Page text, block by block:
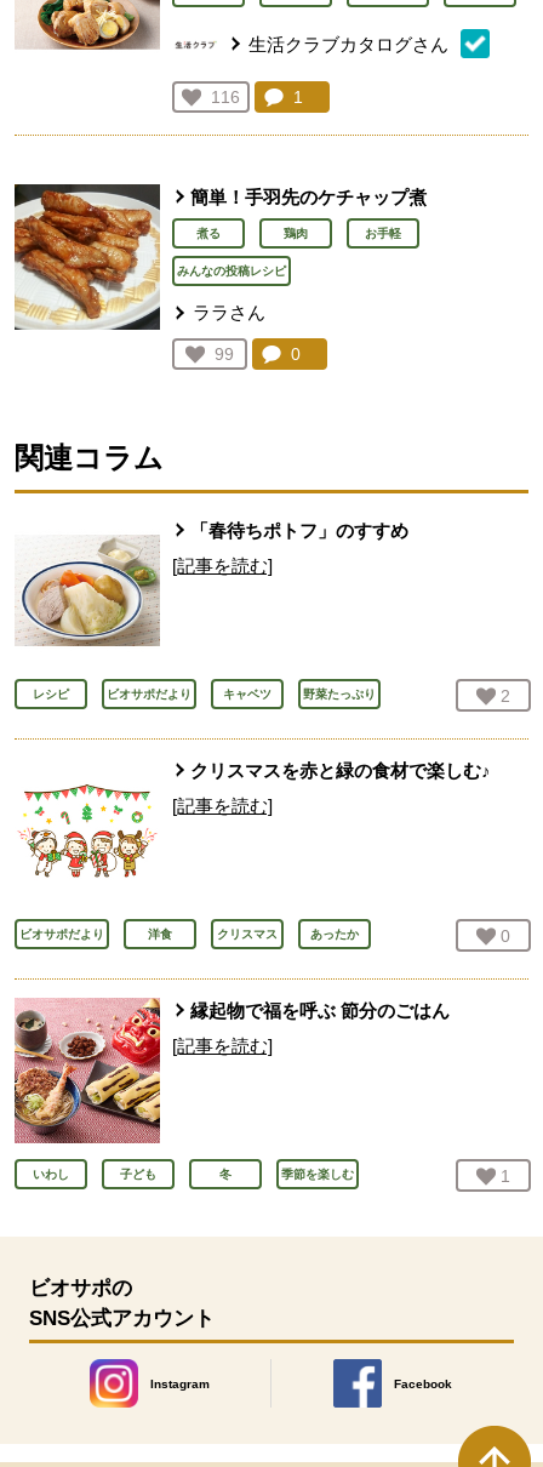
生活クラブカタログさん
お気に入り登録：
116
人が登録
コメント：
1
簡単！手羽先のケチャップ煮
煮る 鶏肉 お手軽
みんなの投稿レシピ
ララさん
お気に入り登録：
99
人が登録
コメント：
0
関連コラム
「春待ちポトフ」のすすめ
[記事を読む]
レシピ ビオサポだより キャベツ 野菜たっぷり お気
2
クリスマスを赤と緑の食材で楽しむ♪
[記事を読む]
ビオサポだより 洋食 クリスマス あったか お気
0
縁起物で福を呼ぶ 節分のごはん
[記事を読む]
いわし 子ども 冬 季節を楽しむ お気
1
ビオサポの
SNS公式アカウント
Instagram
別のウィンドウで開きます。
Facebook
別のウィンドウで開きます